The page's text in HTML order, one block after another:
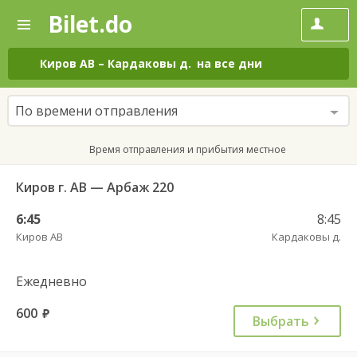
—
Поиск
и
покупка
билетов
на
автобус
онлайн
Bilet.do
Киров АВ – Кардаковы д. на все дни
По времени отправления
Время отправления и прибытия местное
Киров г. АВ — Арбаж 220
6:45
Киров АВ
8:45
Кардаковы д.
Ежедневно
600 руб. Выбрать